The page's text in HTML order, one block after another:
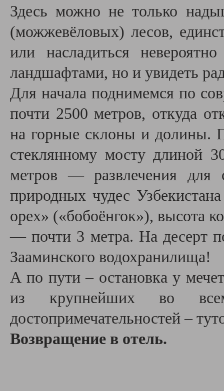
Здесь можно не только
(можжевёловых) лесов,
или насладиться
ландшафтами, но и увидеть
Для начала поднимемся по
почти 2500 метров, откуда
на горные склоны и долины.
стеклянному мосту длиной
метров— развлечения для
природных чудес
орех» («бобоёнгок»), высота
— почти 3 метра. На десерт
Зааминского водохранилища!
А по пути – остановка у
из крупнейших во
достопримечательностей –
Возвращение в отель.